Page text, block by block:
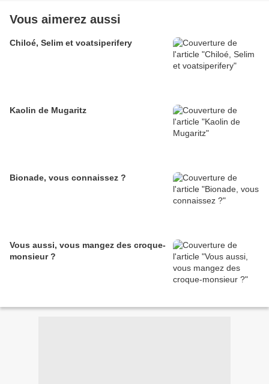
Vous aimerez aussi
Chiloé, Selim et voatsiperifery
Kaolin de Mugaritz
Bionade, vous connaissez ?
Vous aussi, vous mangez des croque-
monsieur ?